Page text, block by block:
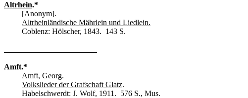
Altrhein.*
[Anonym].
Altrheinländische Mährlein und Liedlein.
Coblenz: Hölscher, 1843. 143 S.
Amft.*
Amft, Georg.
Volkslieder der Grafschaft Glatz.
Habelschwerdt: J. Wolf, 1911. 576 S., Mus.